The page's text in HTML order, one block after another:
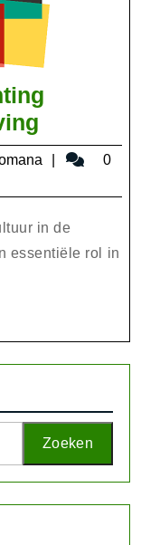
van
Stichting
Cultuur
in
0
in de
essentiële rol in
Zoeken